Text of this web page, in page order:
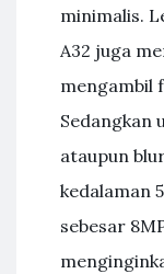
minimalis.
A32 juga
mengambil
Sedangkan
ataupun
kedalaman
sebesar